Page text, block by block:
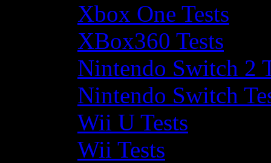
Xbox One Tests
XBox360 Tests
Nintendo Switch 2
Nintendo Switch
Wii U Tests
Wii Tests